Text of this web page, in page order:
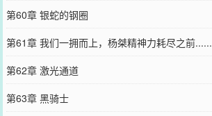
第60章 银蛇的钢圈
第61章 我们一拥而上，杨桀精神力耗尽之前......
第62章 激光通道
第63章 黑骑士